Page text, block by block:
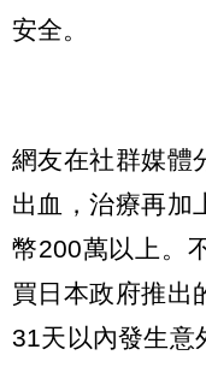
安全。
網友在社群媒體
出血，治療再加
幣200萬以上。
買日本政府推出
31天以內發生意